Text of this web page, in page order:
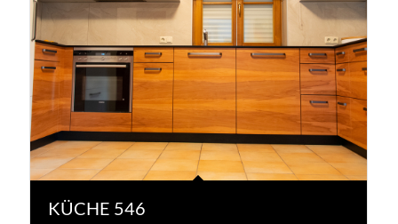
KÜCHE 546